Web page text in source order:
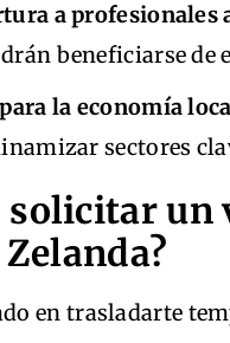
a profesionales
beneficiarse de
la economía
sectores
solicitar
en trasladarte